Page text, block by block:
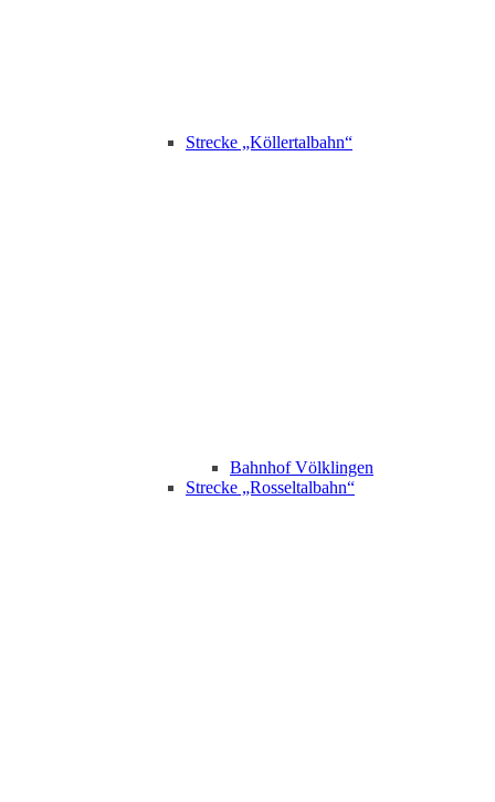
Strecke „Köllertalbahn“
Bahnhof Völklingen
Strecke „Rosseltalbahn“